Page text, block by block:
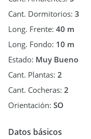
Cant. Dormitorios: 3
Long. Frente: 40 m
Long. Fondo: 10 m
Estado: Muy Bueno
Cant. Plantas: 2
Cant. Cocheras: 2
Orientación: SO
Datos básicos